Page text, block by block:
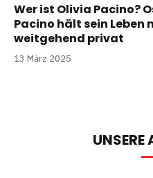
Wer ist Olivia Pacino?
Pacino hält sein Leben
weitgehend privat
13 März 2025